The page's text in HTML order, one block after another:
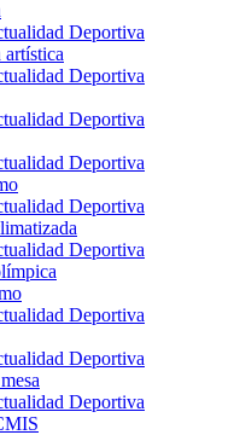
Deportiva
Deportiva
Deportiva
Deportiva
Deportiva
Deportiva
Deportiva
Deportiva
Deportiva